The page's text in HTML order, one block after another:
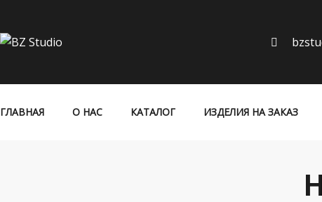
ГЛАВНАЯ О НАС КАТАЛОГ ИЗДЕЛИЯ НА ЗАКАЗ